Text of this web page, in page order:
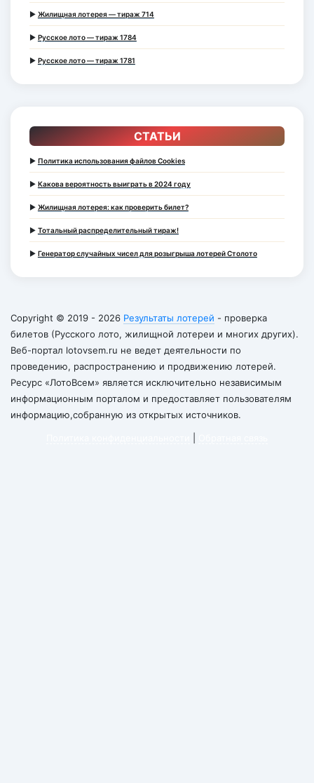
► Жилищная лотерея — тираж 714
► Русское лото — тираж 1784
► Русское лото — тираж 1781
СТАТЬИ
► Политика использования файлов Cookies
► Какова вероятность выиграть в 2024 году
► Жилищная лотерея: как проверить билет?
► Тотальный распределительный тираж!
► Генератор случайных чисел для розыгрыша лотерей Столото
Copyright © 2019 - 2026 Результаты лотерей - проверка
билетов (Русского лото, жилищной лотереи и многих других).
Веб-портал lotovsem.ru не ведет деятельности по
проведению, распространению и продвижению лотерей.
Ресурс «ЛотоВсем» является исключительно независимым
информационным порталом и предоставляет пользователям
информацию,собранную из открытых источников.